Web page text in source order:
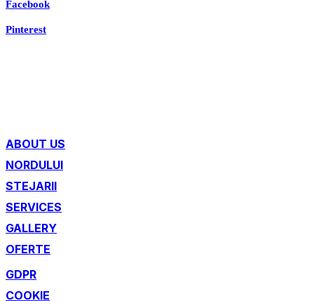
Facebook
Pinterest
ABOUT US
NORDULUI
STEJARII
SERVICES
GALLERY
OFERTE
GDPR
COOKIE